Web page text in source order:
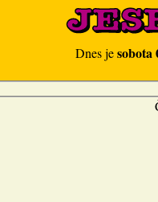
Dnes jesobota